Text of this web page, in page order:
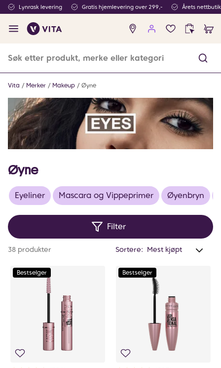
Lynrask levering Gratis hjemlevering over 299,- Årets
Ingen
produkter
Vita Merker Makeup Øyne
Øyne
Eyeliner Mascara og Vippeprimer Øyenbryn
Filter
38 produkter Sortere:
Bestselger Bestselger